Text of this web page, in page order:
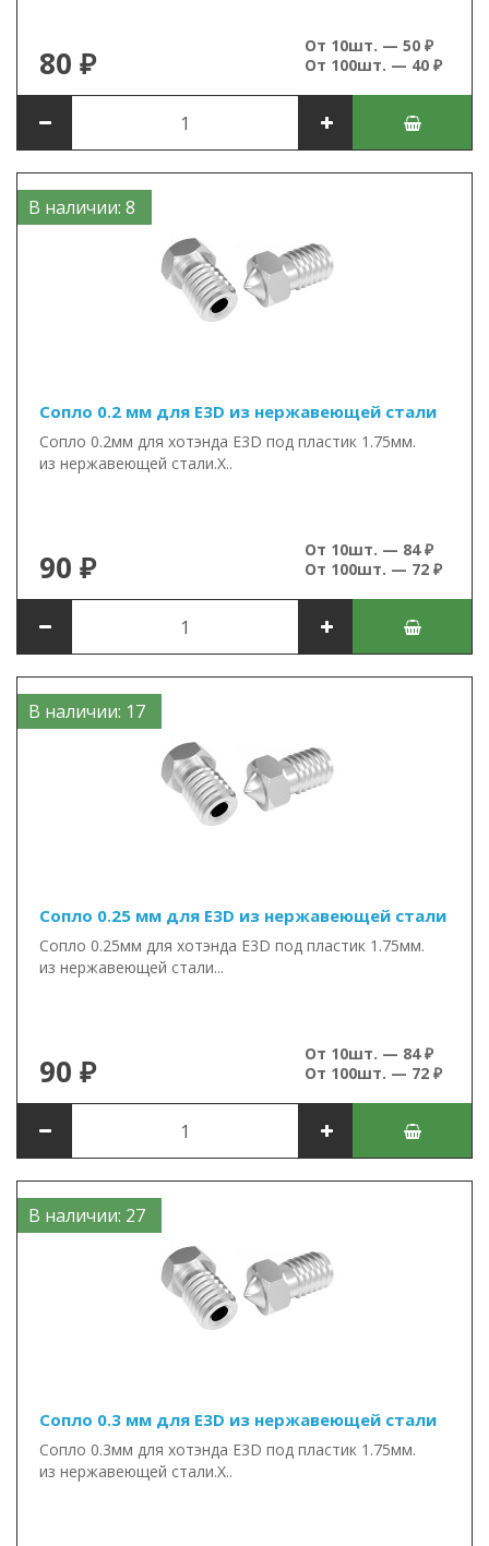
80 ₽
От 10шт. — 50 ₽
От 100шт. — 40 ₽
В наличии: 8
Сопло 0.2 мм для E3D из нержавеющей стали
Сопло 0.2мм для хотэнда E3D под пластик 1.75мм.
из нержавеющей стали.Х..
90 ₽
От 10шт. — 84 ₽
От 100шт. — 72 ₽
В наличии: 17
Сопло 0.25 мм для E3D из нержавеющей стали
Сопло 0.25мм для хотэнда E3D под пластик 1.75мм.
из нержавеющей стали...
90 ₽
От 10шт. — 84 ₽
От 100шт. — 72 ₽
В наличии: 27
Сопло 0.3 мм для E3D из нержавеющей стали
Сопло 0.3мм для хотэнда E3D под пластик 1.75мм.
из нержавеющей стали.Х..